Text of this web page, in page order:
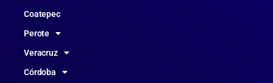
Coatepec
Perote
Veracruz
Córdoba